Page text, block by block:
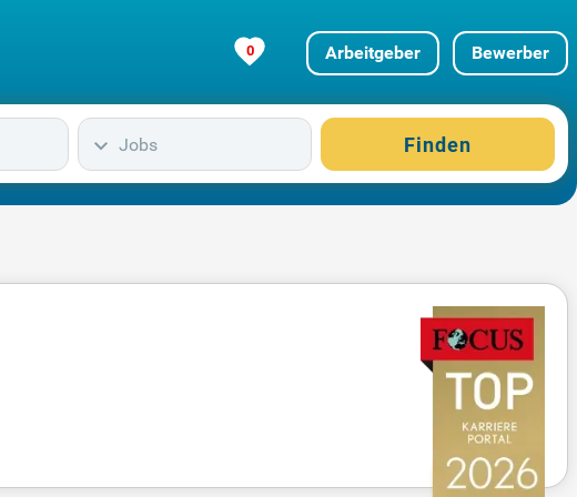
0 Arbeitgeber Bewerber
Jobs Finden